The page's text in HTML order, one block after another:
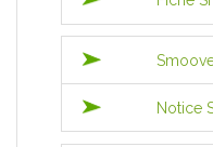
Notice